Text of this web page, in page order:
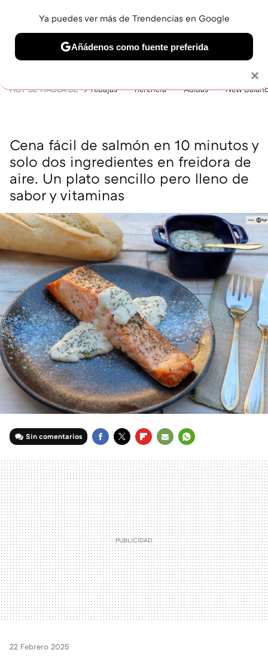
BELLEZA SHOPPING VIAJES GASTRO SNEAKERS
HOY SE HABLA DE rebajas herencia Adidas New
Cena fácil de salmón en 10 minutos y
solo dos ingredientes en freidora de
aire. Un plato sencillo pero lleno de
sabor y vitaminas
Sin comentarios
MAIL
22 Febrero 2025
×
Ya puedes ver más de Trendencias en Google
Añádenos como fuente preferida